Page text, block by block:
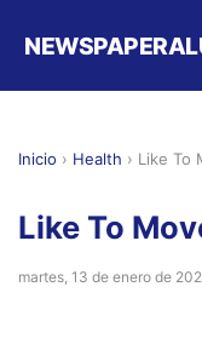
Inicio › Health › Like To
Like To
martes, 13 de enero de